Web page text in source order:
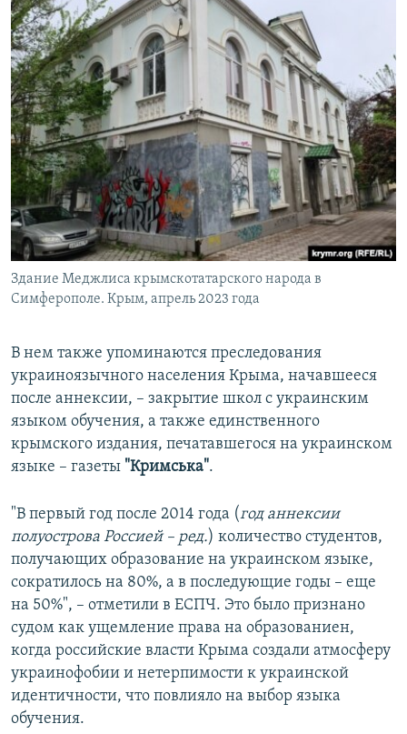
Здание Меджлиса крымскотатарского народа в
Симферополе. Крым, апрель 2023 года
В нем также упоминаются преследования
украиноязычного населения Крыма, начавшееся
после аннексии, – закрытие школ с украинским
языком обучения, а также единственного
крымского издания, печатавшегося на украинском
языке – газеты "Кримська".
"В первый год после 2014 года (год аннексии
полуострова Россией – ред.) количество студентов,
получающих образование на украинском языке,
сократилось на 80%, а в последующие годы – еще
на 50%", – отметили в ЕСПЧ. Это было признано
судом как ущемление права на образованиен,
когда российские власти Крыма создали атмосферу
украинофобии и нетерпимости к украинской
идентичности, что повлияло на выбор языка
обучения.